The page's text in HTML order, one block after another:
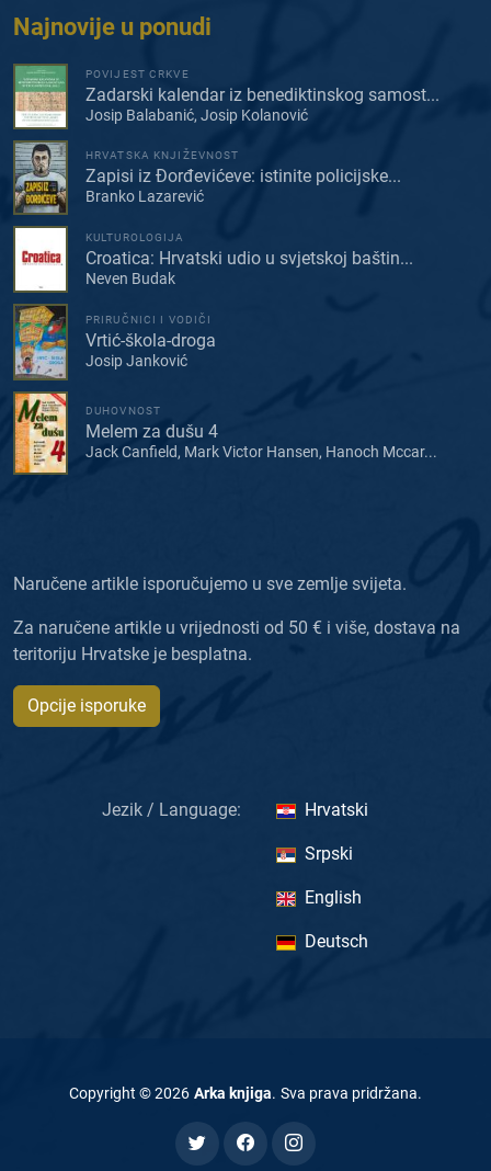
Najnovije u ponudi
POVIJEST CRKVE
Zadarski kalendar iz benediktinskog samost...
Josip Balabanić, Josip Kolanović
HRVATSKA KNJIŽEVNOST
Zapisi iz Đorđevićeve: istinite policijske...
Branko Lazarević
KULTUROLOGIJA
Croatica: Hrvatski udio u svjetskoj baštin...
Neven Budak
PRIRUČNICI I VODIČI
Vrtić-škola-droga
Josip Janković
DUHOVNOST
Melem za dušu 4
Jack Canfield, Mark Victor Hansen, Hanoch Mccar...
Naručene artikle isporučujemo u sve zemlje svijeta.
Za naručene artikle u vrijednosti od 50 € i više, dostava na
teritoriju Hrvatske je besplatna.
Opcije isporuke
Jezik / Language: Hrvatski
Srpski
English
Deutsch
Copyright ©2026 Arka knjiga. Sva prava pridržana.